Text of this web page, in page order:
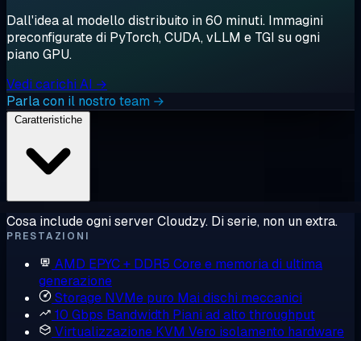
Dall'idea al modello distribuito in 60 minuti. Immagini
preconfigurate di PyTorch, CUDA, vLLM e TGI su ogni
piano GPU.
Vedi carichi AI →
Parla con il nostro team →
Cosa include ogni server Cloudzy. Di serie, non un extra.
PRESTAZIONI
AMD EPYC + DDR5 Core e memoria di ultima
generazione
Storage NVMe puro Mai dischi meccanici
10 Gbps Bandwidth Piani ad alto throughput
Virtualizzazione KVM Vero isolamento hardware